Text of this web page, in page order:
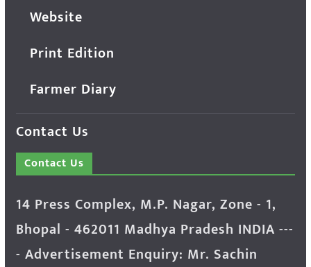
Website
Print Edition
Farmer Diary
Contact Us
Contact Us
14 Press Complex, M.P. Nagar, Zone - 1,
Bhopal - 462011 Madhya Pradesh INDIA ---
- Advertisement Enquiry: Mr. Sachin